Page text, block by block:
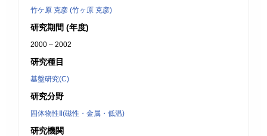
竹ケ原 克彦 (竹ヶ原 克彦)
研究期間 (年度)
2000 – 2002
研究種目
基盤研究(C)
研究分野
固体物性Ⅱ(磁性・金属・低温)
研究機関